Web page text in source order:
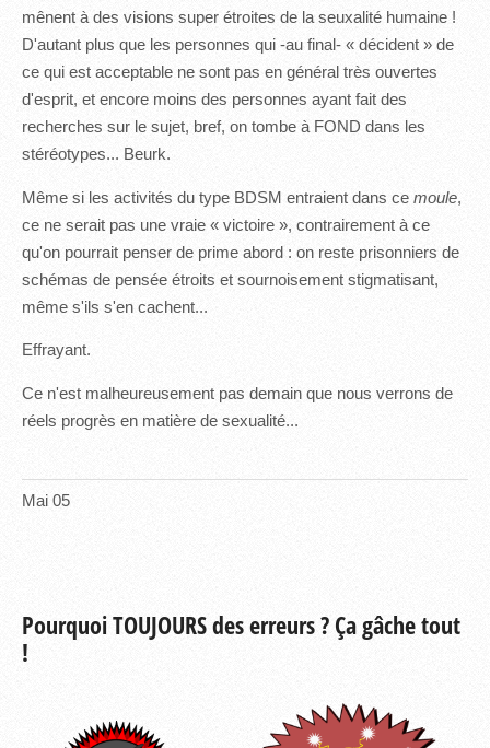
Mai 05
mênent à des visions super étroites de la seuxalité humaine !
D'autant plus que les personnes qui -au final- « décident » de
ce qui est acceptable ne sont pas en général très ouvertes
d'esprit, et encore moins des personnes ayant fait des
recherches sur le sujet, bref, on tombe à FOND dans les
stéréotypes... Beurk.
Même si les activités du type BDSM entraient dans ce moule,
ce ne serait pas une vraie « victoire », contrairement à ce
qu'on pourrait penser de prime abord : on reste prisonniers de
schémas de pensée étroits et sournoisement stigmatisant,
même s'ils s'en cachent...
Effrayant.
Ce n'est malheureusement pas demain que nous verrons de
réels progrès en matière de sexualité...
Pourquoi TOUJOURS des erreurs ? Ça gâche tout
!